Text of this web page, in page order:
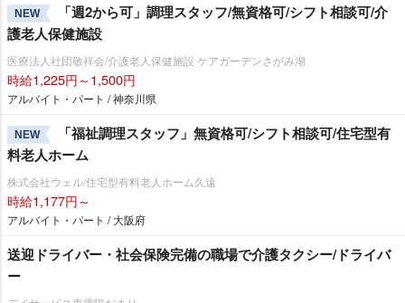
NEW
「週2から可」調理スタッフ/無資格可/シフト相談可/介
護老人保健施設
医療法人社団敬祥会/介護老人保健施設 ケアガーデンさがみ湖
時給1,225円～1,500円
アルバイト・パート / 神奈川県
NEW
「福祉調理スタッフ」無資格可/シフト相談可/住宅型有
料老人ホーム
株式会社ウェル/住宅型有料老人ホーム久遠
時給1,177円～
アルバイト・パート / 大阪府
送迎ドライバー・社会保険完備の職場で介護タクシー/ドライバ
ー